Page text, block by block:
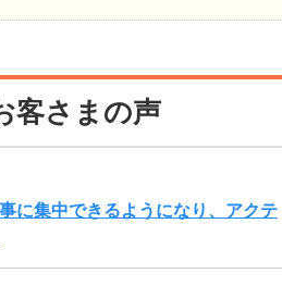
客さまの声
に集中できるようになり、アクテ